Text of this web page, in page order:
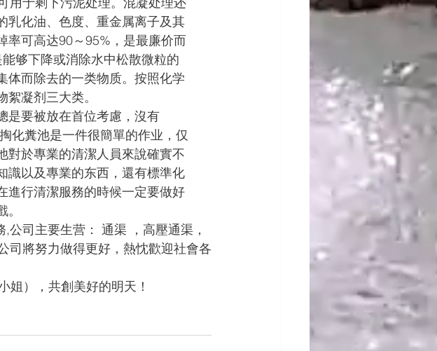
乳化油、色度、重金属离子及其
率可高达90～95%，是最廉价而
够下降或消除水中松散微粒的
体而除去的一类物质。按照化学
凝剂三大类。
是要被放在首位考慮，沒有
化糞池是一件很簡單的作业，仅
對於專業的清潔人員來說確實不
識以及專業的东西，還有標準化
進行清潔服務的時候一定要做好
,公司主要生营： 通渠 ，高壓通渠，
司將努力做得更好，熱忱歡迎社會各
姐），共創美好的明天！